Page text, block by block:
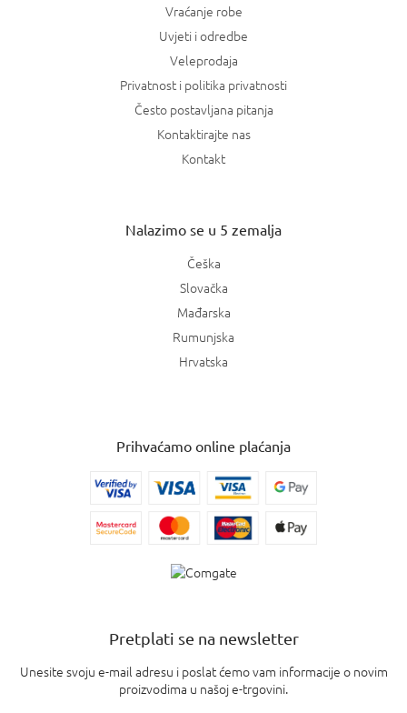
Vraćanje robe
Uvjeti i odredbe
Veleprodaja
Privatnost i politika privatnosti
Često postavljana pitanja
Kontaktirajte nas
Kontakt
Nalazimo se u 5 zemalja
Češka
Slovačka
Mađarska
Rumunjska
Hrvatska
Prihvaćamo online plaćanja
Pretplati se na newsletter
Unesite svoju e-mail adresu i poslat ćemo vam informacije o novim
proizvodima u našoj e-trgovini.